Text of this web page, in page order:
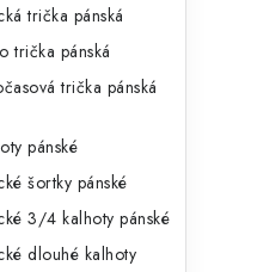
trička pánská
trička pánská
trička pánská
pánské
šortky pánské
3/4 kalhoty pánské
dlouhé kalhoty